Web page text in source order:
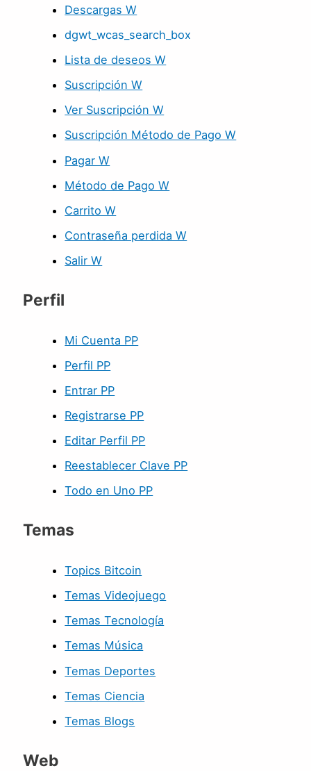
Descargas W
dgwt_wcas_search_box
Lista de deseos W
Suscripción W
Ver Suscripción W
Suscripción Método de Pago W
Pagar W
Método de Pago W
Carrito W
Contraseña perdida W
Salir W
Perfil
Mi Cuenta PP
Perfil PP
Entrar PP
Registrarse PP
Editar Perfil PP
Reestablecer Clave PP
Todo en Uno PP
Temas
Topics Bitcoin
Temas Videojuego
Temas Tecnología
Temas Música
Temas Deportes
Temas Ciencia
Temas Blogs
Web